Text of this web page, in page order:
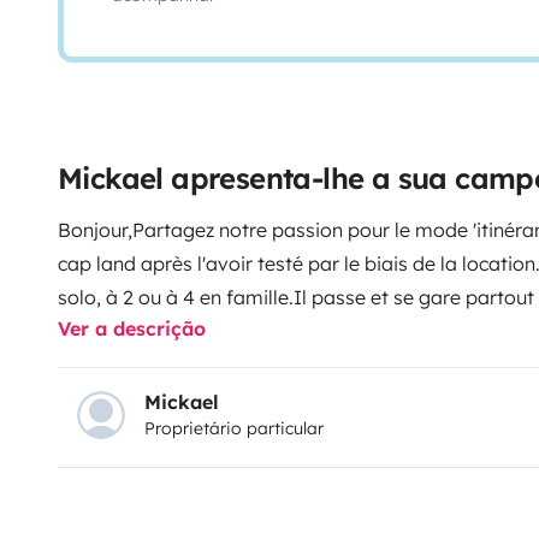
Mickael apresenta-lhe a sua
Bonjour,Partagez notre passion pour le mode
cap land après l'avoir testé par le biais de la location.
solo, à 2 ou à 4 en famille.Il passe et se gare
(5.34*1.99*2.01m) et se conduit comme une voiture
espaces ou les ruelles étroites de nos villages.vie à
gaz, un évier (réserve d'eau 50L), un frigo 51L, un
chauffage et eau chaude.Dinette 4 personnes avec
couchages en bas par transformation du coin repas
Ver a descrição
Mickael
Proprietário particular